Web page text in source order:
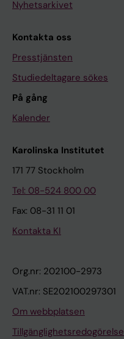
Nyhetsarkivet
Kontakta oss
Presstjänsten
Studiedeltagare sökes
På gång
Kalender
Karolinska Institutet
171 77 Stockholm
Tel: 08-524 800 00
Fax: 08-31 11 01
Kontakta KI
Org.nr: 202100-2973
VAT.nr: SE202100297301
Om webbplatsen
Tillgänglighetsredogörelse